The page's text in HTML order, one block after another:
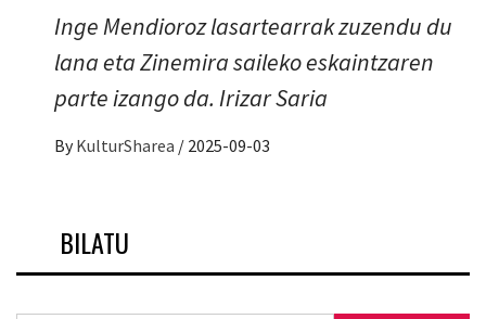
Inge Mendioroz lasartearrak zuzendu du
lana eta Zinemira saileko eskaintzaren
parte izango da. Irizar Saria
By KulturSharea / 2025-09-03
BILATU